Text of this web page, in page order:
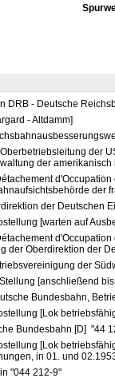
DRB - Deutsche
- Altdamm]
der
der amerikanisch
der
der Deutschen
[warten auf
der Oberdirektion der
der
[anschließend
Bundesbahn,
[Lok
Bundesbahn [D] "44
[Lok
in 01. und
"044 212-9"